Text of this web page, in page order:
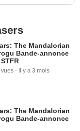
The Mandalorian
Bande-annonce
vues - Il y a 3 mois
The Mandalorian
Bande-annonce